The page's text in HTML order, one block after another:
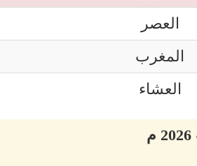
العصر
المغرب
العشاء